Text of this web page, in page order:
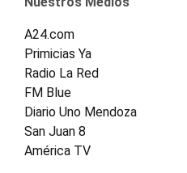
A24.com
Primicias Ya
Radio La Red
FM Blue
Diario Uno Mendoza
San Juan 8
América TV